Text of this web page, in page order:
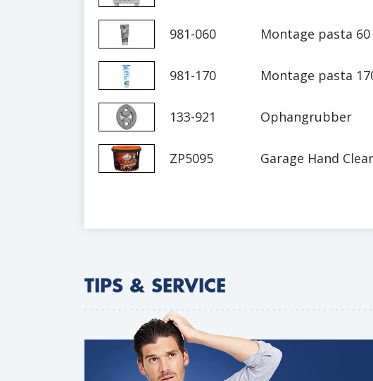
981-060 Montage pasta
981-170 Montage pasta
133-921 Ophangrubber
ZP5095 Garage Hand
TIPS & SERVICE